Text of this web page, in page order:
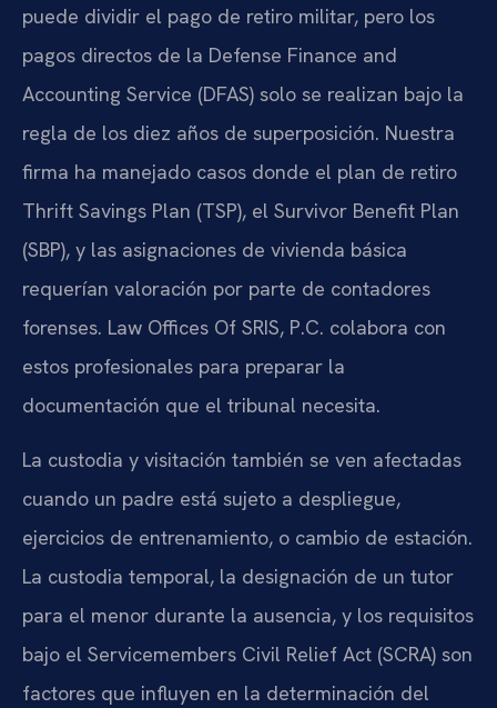
puede dividir el pago de retiro militar, pero los
pagos directos de la Defense Finance and
Accounting Service (DFAS) solo se realizan bajo la
regla de los diez años de superposición. Nuestra
firma ha manejado casos donde el plan de retiro
Thrift Savings Plan (TSP), el Survivor Benefit Plan
(SBP), y las asignaciones de vivienda básica
requerían valoración por parte de contadores
forenses. Law Offices Of SRIS, P.C. colabora con
estos profesionales para preparar la
documentación que el tribunal necesita.
La custodia y visitación también se ven afectadas
cuando un padre está sujeto a despliegue,
ejercicios de entrenamiento, o cambio de estación.
La custodia temporal, la designación de un tutor
para el menor durante la ausencia, y los requisitos
bajo el Servicemembers Civil Relief Act (SCRA) son
factores que influyen en la determinación del